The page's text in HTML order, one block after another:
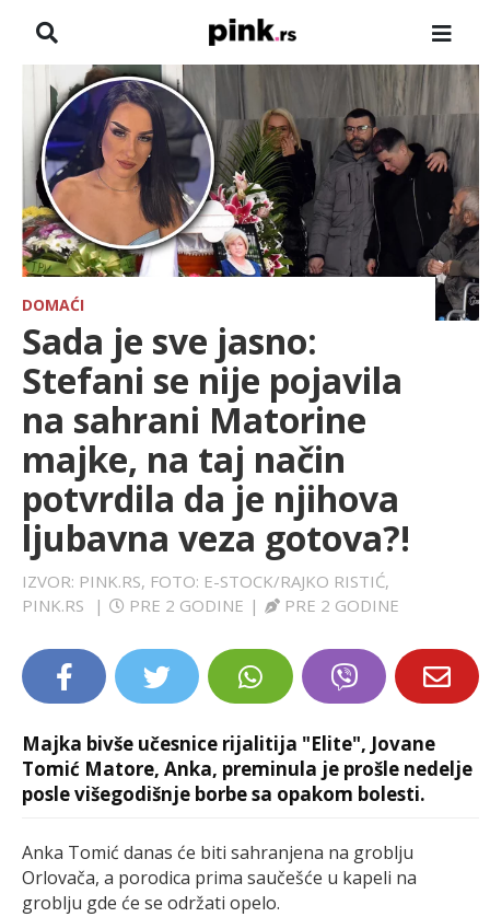
NASLOVNA
VESTI
ZADRUGA
SHOWBIZ
HRONIKA
FARMERI
SPORT
LIFESTYLE
EXTRA
DOMAĆI
Sada je sve jasno:
Stefani se nije pojavila
na sahrani Matorine
majke, na taj način
potvrdila da je njihova
ljubavna veza gotova?!
IZVOR: PINK.RS, FOTO: E-STOCK/RAJKO RISTIĆ,
PINK.RS
| PRE 2 GODINE | PRE 2 GODINE
Majka bivše učesnice rijalitija "Elite", Jovane
Tomić Matore, Anka, preminula je prošle nedelje
posle višegodišnje borbe sa opakom bolesti.
Anka Tomić danas će biti sahranjena na groblju
Orlovača, a porodica prima saučešće u kapeli na
groblju gde će se održati opelo.